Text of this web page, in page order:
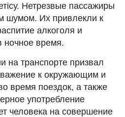
Нетрезвые пассажиры
шумом. Их привлекли к
алкоголя и
ночное время.
на транспорте призвал
к окружающим и
время поездок, а также
употребление
человека на совершение